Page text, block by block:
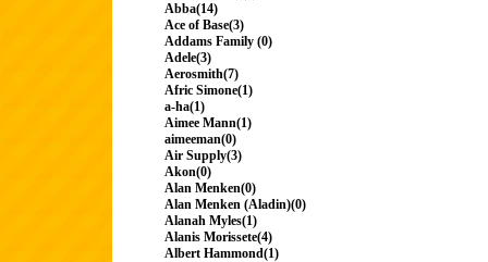
Abba(14)
Ace of Base(3)
Addams Family (0)
Adele(3)
Aerosmith(7)
Afric Simone(1)
a-ha(1)
Aimee Mann(1)
aimeeman(0)
Air Supply(3)
Akon(0)
Alan Menken(0)
Alan Menken (Aladin)(0)
Alanah Myles(1)
Alanis Morissete(4)
Albert Hammond(1)